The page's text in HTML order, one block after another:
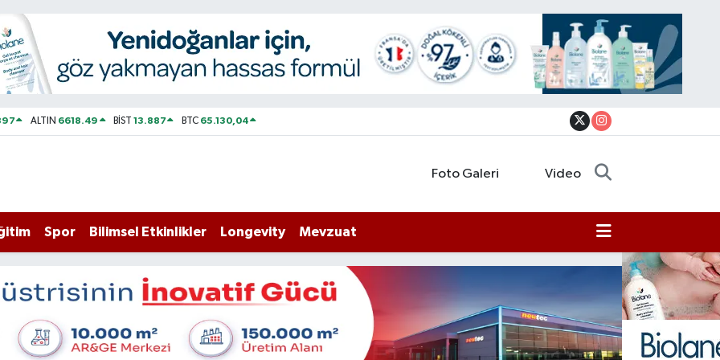
ALTIN 6618.49 BİST13.887 BTC 65.130,04
Foto Galeri Video
Spor Bilimsel Etkinlikler Longevity Mevzuat